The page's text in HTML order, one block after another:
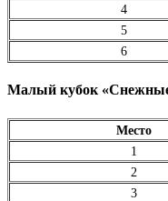
4
5
6
Малый кубок
Место
1
2
3